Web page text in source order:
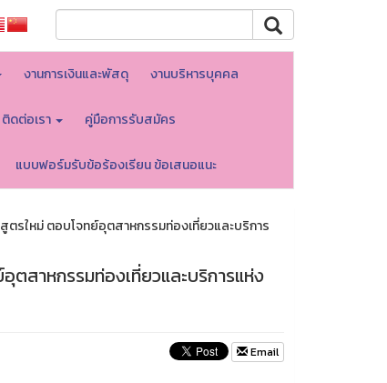
งานการเงินและพัสดุ งานบริหารบุคคล
ติดต่อเรา คู่มือการรับสมัคร
แบบฟอร์มรับข้อร้องเรียน ข้อเสนอแนะ
รใหม่ ตอบโจทย์อุตสาหกรรมท่องเที่ยวและบริการ
สาหกรรมท่องเที่ยวและบริการแห่ง
Email